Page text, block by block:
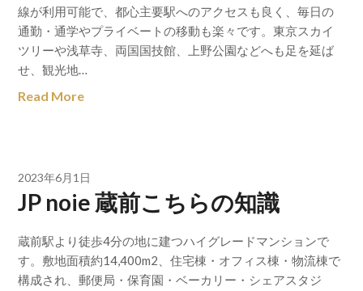
線が利用可能で、都心主要駅へのアクセスも良く、毎日の
通勤・通学やプライベートの移動も楽々です。東京スカイ
ツリーや浅草寺、両国国技館、上野公園などへも足を延ば
せ、観光地…
Read More
2023年6月1日
JP noie 蔵前こちらの知識
蔵前駅より徒歩4分の地に建つハイグレードマンションで
す。敷地面積約14,400m2、住宅棟・オフィス棟・物流棟で
構成され、郵便局・保育園・ベーカリー・シェアスタジ